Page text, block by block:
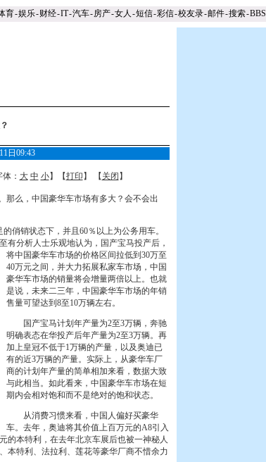
育-娱乐-财经-IT-汽车-房产-女人 -短信-彩信-校友录-邮件-搜索-BBS
日09:43
： 大 中 小】【打印 】 【 关闭 】
么，中国豪华车市场有多大？会不会出
销状态下，并且60％以上为公务用车。
有分析人士乐观地认为，国产宝马投产后，
将中国豪华车市场的价格区间拉低到30万至
40万元之间，并大力拓展私家车市场，中国
豪华车市场的销量将会增量两倍以上。也就
是说，未来二三年，中国豪华车市场的年销
售量可望达到8至10万辆左右。
国产宝马计划年产量为2至3万辆，奔驰
明确表态在华投产后年产量为2至3万辆。再
加上皇冠不低于1万辆的产量，以及奥迪已
有的近3万辆的产量。实际上，从豪华车厂
商的计划年产量的简单相加来看，数据大致
与此相当。如此看来，中国豪华车市场在短
期内会相对饱和而不是绝对的饱和状态。
从消费习惯来看，中国人偏好买豪华
车。去年，奥迪将其价值上百万元的A8引入
的本特利，在去年北京车展后也被一神秘人
本特利、法拉利、莲花等豪华厂商不惜余力